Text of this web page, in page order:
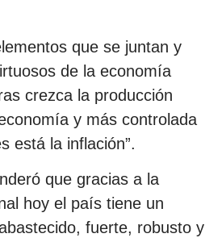
que se juntan y
de la economía
crezca la producción
y más controlada
está la inflación”.
que gracias a la
hoy el país tiene un
fuerte, robusto y